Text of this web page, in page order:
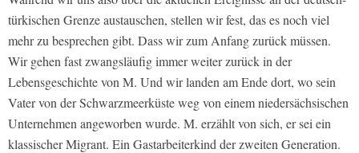
türkischen Grenze austauschen, stellen wir fest, das es noch viel
mehr zu besprechen gibt. Dass wir zum Anfang zurück müssen.
Wir gehen fast zwangsläufig immer weiter zurück in der
Lebensgeschichte von M. Und wir landen am Ende dort, wo sein
Vater von der Schwarzmeerküste weg von einem niedersächsischen
Unternehmen angeworben wurde. M. erzählt von sich, er sei ein
klassischer Migrant. Ein Gastarbeiterkind der zweiten Generation.